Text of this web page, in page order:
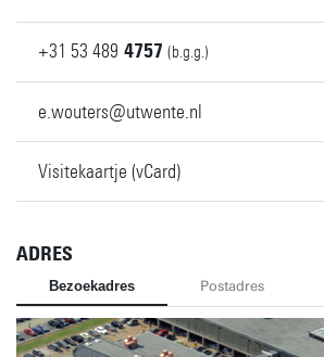
+31 53 489 4757 (b.g.g.)
e.wouters@utwente.nl
Visitekaartje (vCard)
ADRES
Bezoekadres Postadres